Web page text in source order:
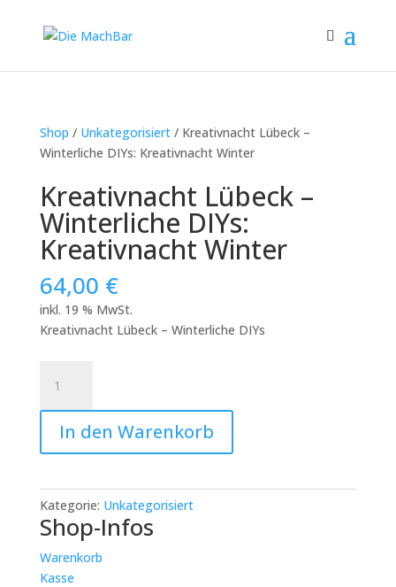
Shop / Unkategorisiert/ Kreativnacht Lübeck –
Winterliche DIYs: Kreativnacht Winter
Kreativnacht Lübeck –
Winterliche DIYs:
Kreativnacht Winter
64,00 €
inkl. 19 % MwSt.
Kreativnacht Lübeck – Winterliche DIYs
Lübeck
–
Winterliche
DIYs:
Winter
Menge
In den Warenkorb
Kategorie: Unkategorisiert
Shop-Infos
Warenkorb
Kasse